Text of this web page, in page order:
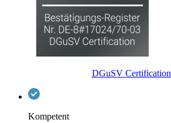
DGuSV Certification
Kompetent